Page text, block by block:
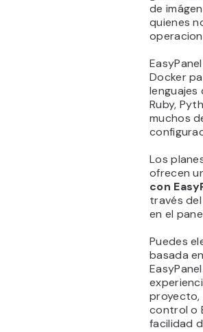
de
quienes
Docker
lenguajes
Ruby,
muchos
Los
ofrecen
con
través
en el
Puedes
basada
proyecto,
control o
facilidad